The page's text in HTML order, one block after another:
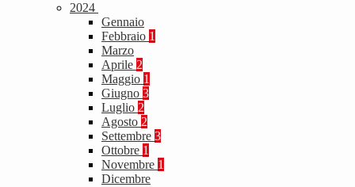
2024
Gennaio
Febbraio 1
Marzo
Aprile 2
Maggio 1
Giugno 3
Luglio 2
Agosto 2
Settembre 3
Ottobre 1
Novembre 1
Dicembre